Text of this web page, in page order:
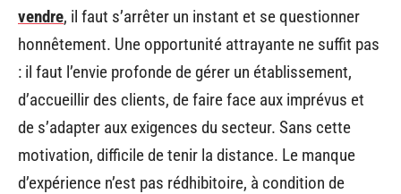
vendre, il faut s’arrêter un instant et se questionner
honnêtement. Une opportunité attrayante ne suffit pas
: il faut l’envie profonde de gérer un établissement,
d’accueillir des clients, de faire face aux imprévus et
de s’adapter aux exigences du secteur. Sans cette
motivation, difficile de tenir la distance. Le manque
d’expérience n’est pas rédhibitoire, à condition de